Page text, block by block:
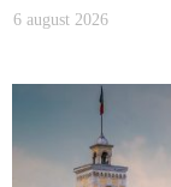
6 august 2026